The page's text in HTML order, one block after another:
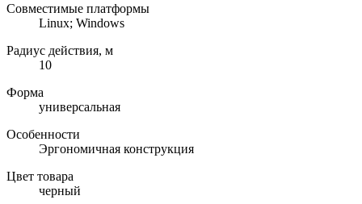
Совместимые платформы
Linux; Windows
Радиус действия, м
10
Форма
универсальная
Особенности
Эргономичная конструкция
Цвет товара
черный